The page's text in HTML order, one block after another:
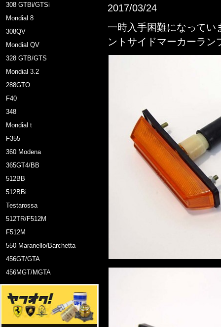
308 GTBi/GTSi
Mondial 8
308QV
Mondial QV
328 GTB/GTS
Mondial 3.2
288GTO
F40
348
Mondial t
F355
360 Modena
365GT4/BB
512BB
512BBi
Testarossa
512TR/F512M
F512M
550 Maranello/Barchetta
456GT/GTA
456MGT/MGTA
2017/03/24
一時入手困難になってい
ントサイドマーカーラ